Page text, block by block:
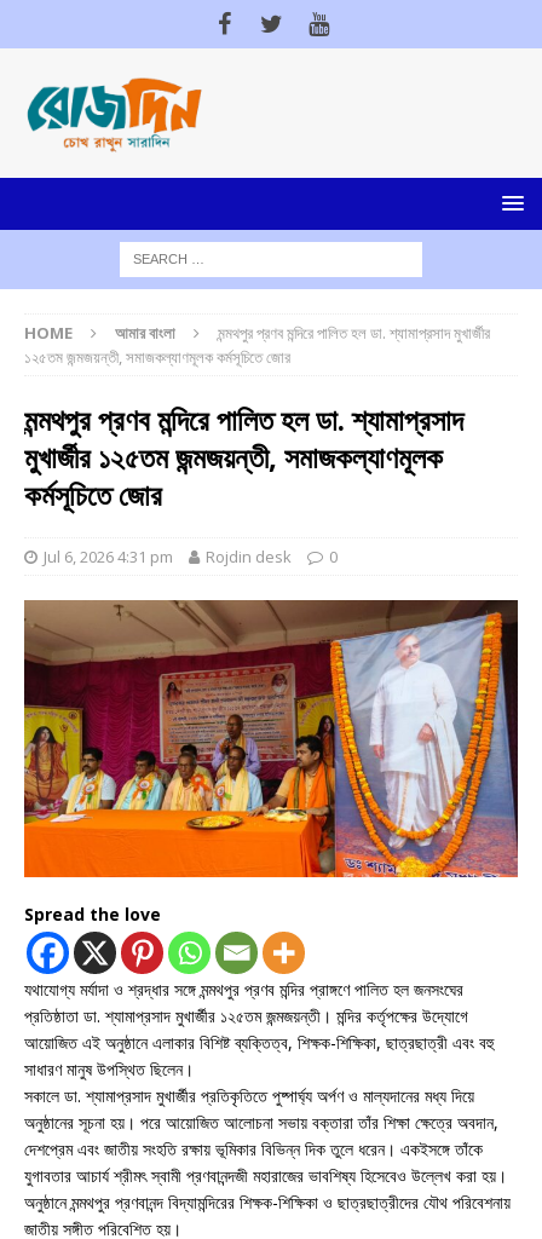
HOME আমার বাংলা
মন্মথপুর প্রণব মন্দিরে পালিত হল ডা. শ্যামাপ্রসাদ মুখার্জীর
১২৫তম জন্মজয়ন্তী, সমাজকল্যাণমূলক কর্মসূচিতে জোর
মন্মথপুর প্রণব মন্দিরে পালিত হল ডা. শ্যামাপ্রসাদ
মুখার্জীর ১২৫তম জন্মজয়ন্তী, সমাজকল্যাণমূলক
কর্মসূচিতে জোর
Jul 6, 2026 4:31 pm Rojdin desk 0
Spread the love
যথাযোগ্য মর্যাদা ও শ্রদ্ধার সঙ্গে মন্মথপুর প্রণব মন্দির প্রাঙ্গণে পালিত হল জনসংঘের
প্রতিষ্ঠাতা ডা. শ্যামাপ্রসাদ মুখার্জীর ১২৫তম জন্মজয়ন্তী। মন্দির কর্তৃপক্ষের উদ্যোগে
আয়োজিত এই অনুষ্ঠানে এলাকার বিশিষ্ট ব্যক্তিত্ব, শিক্ষক-শিক্ষিকা, ছাত্রছাত্রী এবং বহু
সাধারণ মানুষ উপস্থিত ছিলেন।
সকালে ডা. শ্যামাপ্রসাদ মুখার্জীর প্রতিকৃতিতে পুষ্পার্ঘ্য অর্পণ ও মাল্যদানের মধ্য দিয়ে
অনুষ্ঠানের সূচনা হয়। পরে আয়োজিত আলোচনা সভায় বক্তারা তাঁর শিক্ষা ক্ষেত্রে অবদান,
দেশপ্রেম এবং জাতীয় সংহতি রক্ষায় ভূমিকার বিভিন্ন দিক তুলে ধরেন। একইসঙ্গে তাঁকে
যুগাবতার আচার্য শ্রীমৎ স্বামী প্রণবানন্দজী মহারাজের ভাবশিষ্য হিসেবেও উল্লেখ করা হয়।
অনুষ্ঠানে মন্মথপুর প্রণবানন্দ বিদ্যামন্দিরের শিক্ষক-শিক্ষিকা ও ছাত্রছাত্রীদের যৌথ পরিবেশনায়
জাতীয় সঙ্গীত পরিবেশিত হয়।